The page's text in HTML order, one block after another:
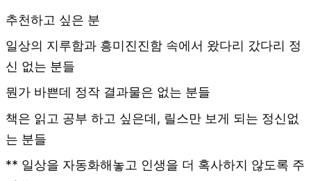
추천하고 싶은 분
일상의 지루함과 흥미진진함 속에서 왔다리 갔다리 정
신 없는 분들
뭔가 바쁜데 정작 결과물은 없는 분들
책은 읽고 공부 하고 싶은데, 릴스만 보게 되는 정신없
는 분들
** 일상을 자동화해놓고 인생을 더 혹사하지 않도록 주